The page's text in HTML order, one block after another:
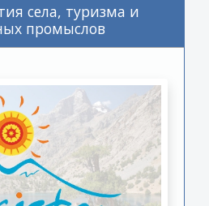
села, туризма и
промыслов